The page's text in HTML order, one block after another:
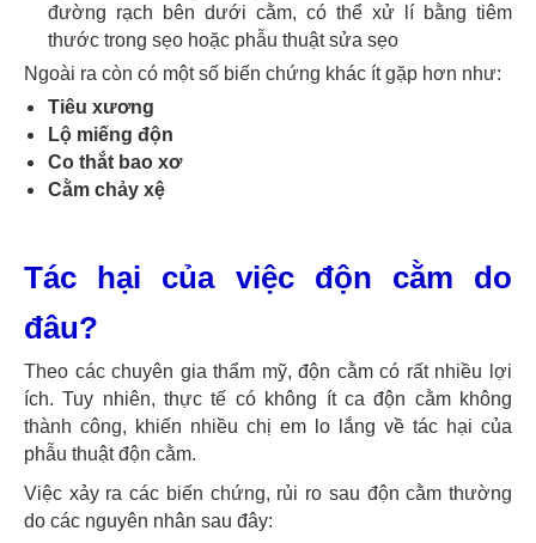
đường rạch bên dưới cằm, có thể xử lí bằng tiêm
thước trong sẹo hoặc phẫu thuật sửa sẹo
Ngoài ra còn có một số biến chứng khác ít gặp hơn như:
Tiêu xương
Lộ miếng độn
Co thắt bao xơ
Cằm chảy xệ
Tác hại của việc độn cằm do
đâu?
Theo các chuyên gia thẩm mỹ, độn cằm có rất nhiều lợi
ích. Tuy nhiên, thực tế có không ít ca độn cằm không
thành công, khiến nhiều chị em lo lắng về tác hại của
phẫu thuật độn cằm.
Việc xảy ra các biến chứng, rủi ro sau độn cằm thường
do các nguyên nhân sau đây: